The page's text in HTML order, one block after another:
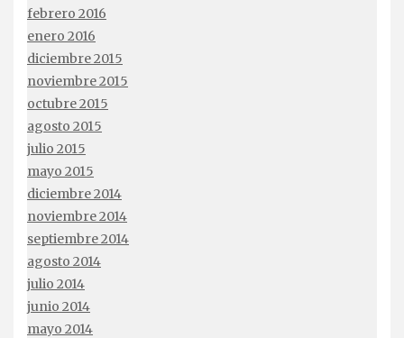
febrero 2016
enero 2016
diciembre 2015
noviembre 2015
octubre 2015
agosto 2015
julio 2015
mayo 2015
diciembre 2014
noviembre 2014
septiembre 2014
agosto 2014
julio 2014
junio 2014
mayo 2014